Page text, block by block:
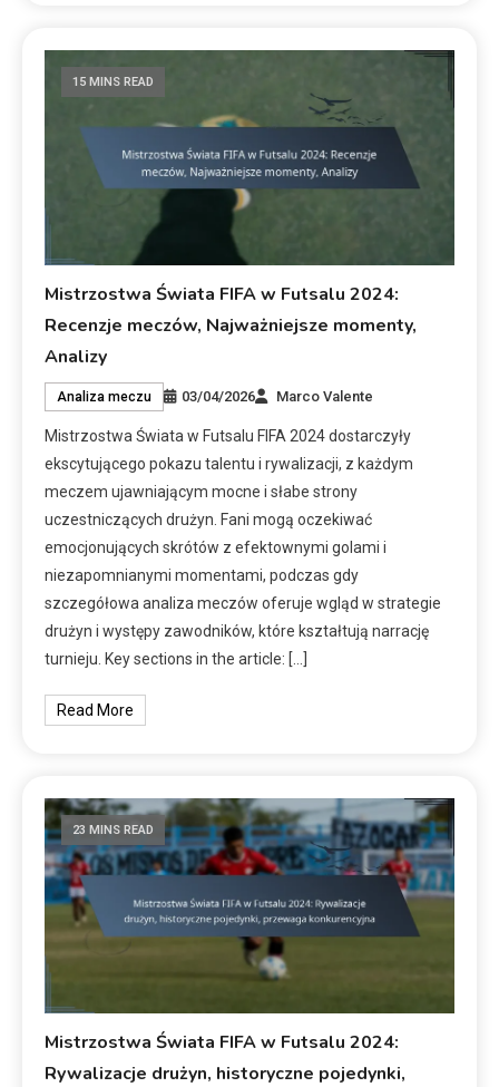
15 MINS READ
Mistrzostwa Świata FIFA w Futsalu 2024:
Recenzje meczów, Najważniejsze momenty,
Analizy
Analiza meczu 03/04/2026 Marco Valente
Mistrzostwa Świata w Futsalu FIFA 2024 dostarczyły
ekscytującego pokazu talentu i rywalizacji, z każdym
meczem ujawniającym mocne i słabe strony
uczestniczących drużyn. Fani mogą oczekiwać
emocjonujących skrótów z efektownymi golami i
niezapomnianymi momentami, podczas gdy
szczegółowa analiza meczów oferuje wgląd w strategie
drużyn i występy zawodników, które kształtują narrację
turnieju. Key sections in the article: […]
Read More
23 MINS READ
Mistrzostwa Świata FIFA w Futsalu 2024:
Rywalizacje drużyn, historyczne pojedynki,